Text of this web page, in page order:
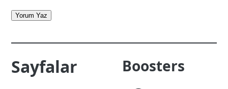
Yorum Yaz
Sayfalar Boosters